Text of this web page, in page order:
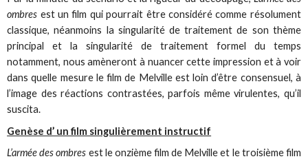
ombres est un film qui pourrait être considéré comme résolument
classique, néanmoins la singularité de traitement de son thème
principal et la singularité de traitement formel du temps
notamment, nous amèneront à nuancer cette impression et à voir
dans quelle mesure le film de Melville est loin d’être consensuel, à
l’image des réactions contrastées, parfois même virulentes, qu’il
suscita.
Genèse d’ un film singulièrement instructif
L’armée des ombres est le onzième film de Melville et le troisième film